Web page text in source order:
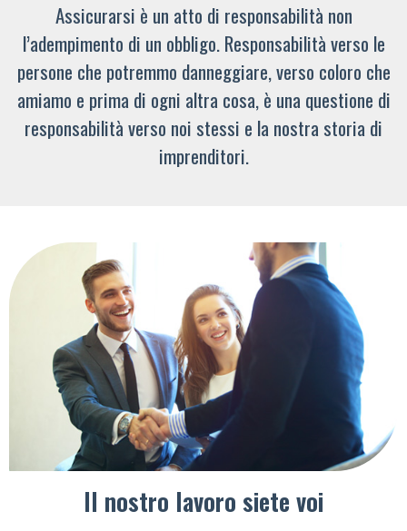
Assicurarsi è un atto di responsabilità non
l’adempimento di un obbligo. Responsabilità verso le
persone che potremmo danneggiare, verso coloro che
amiamo e prima di ogni altra cosa, è una questione di
responsabilità verso noi stessi e la nostra storia di
imprenditori.
Il nostro lavoro siete voi